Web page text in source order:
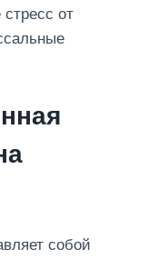
от
собой